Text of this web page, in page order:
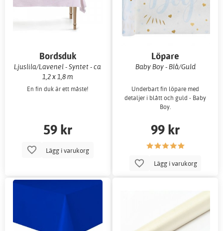
Bordsduk
Ljuslila/Lavenel - Syntet - ca
1,2 x 1,8 m
En fin duk är ett måste!
59 kr
Lägg i varukorg
Löpare
Baby Boy - Blå/Guld
Underbart fin löpare med
detaljer i blått och guld - Baby
Boy.
99 kr
Lägg i varukorg